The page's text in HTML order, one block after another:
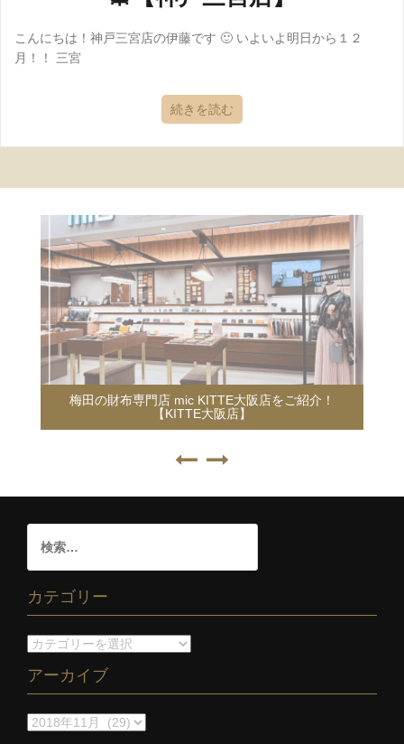
こんにちは！神戸三宮店の伊藤です 🙂 いよいよ明日から１２
月！！ 三宮
続きを読む
梅田の財布専門店 mic KITTE大阪店をご紹介！
【KITTE大阪店】
カテゴリー
アーカイブ